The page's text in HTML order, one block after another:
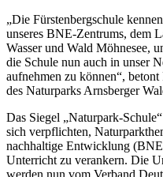
„Die Fürstenbergschule
unseres BNE-Zentrums, dem
Wasser und Wald Möhnesee,
die Schule nun auch in unser
aufnehmen zu können“,
des Naturparks Arnsberger
Das Siegel „Naturpark-
sich verpflichten,
nachhaltige Entwicklung
Unterricht zu verankern. Die
werden nun vom Verband